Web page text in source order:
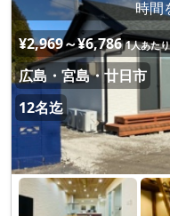
時間
¥2,969～¥6,786 1人あた
広島・宮島・廿日市
12名迄